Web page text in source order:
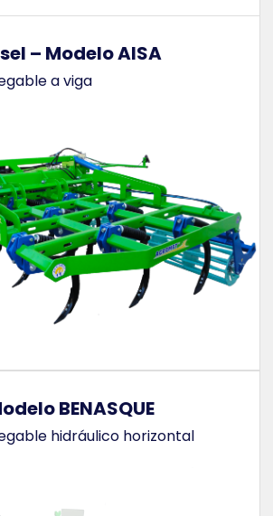
– Modelo AISA
a viga
BENASQUE
hidráulico horizontal